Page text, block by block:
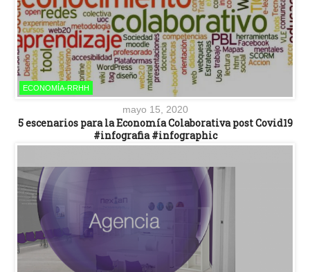
ECONOMÍA-RRHH
mayo 15, 2020
5 escenarios para la Economía Colaborativa post Covid19
#infografia #infographic